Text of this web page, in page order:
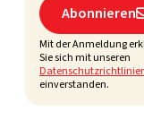
Abonnieren
Mit der Anmeldung
Sie sich mit unseren
einverstanden.